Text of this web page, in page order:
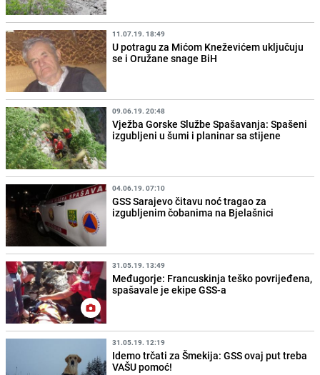
11.07.19. 18:49
U potragu za Mićom Kneževićem uključuju
se i Oružane snage BiH
09.06.19. 20:48
Vježba Gorske Službe Spašavanja: Spašeni
izgubljeni u šumi i planinar sa stijene
04.06.19. 07:10
GSS Sarajevo čitavu noć tragao za
izgubljenim čobanima na Bjelašnici
31.05.19. 13:49
Međugorje: Francuskinja teško povrijeđena,
spašavale je ekipe GSS-a
31.05.19. 12:19
Idemo trčati za Šmekija: GSS ovaj put treba
VAŠU pomoć!